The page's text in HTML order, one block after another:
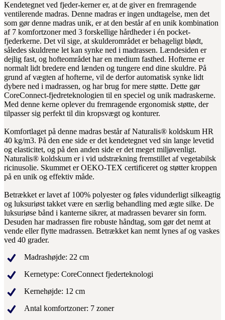
Kendetegnet ved fjeder-kerner er, at de giver en fremragende
ventilerende madras. Denne madras er ingen undtagelse, men det
som gør denne madras unik, er at den består af en unik kombination
af 7 komfortzoner med 3 forskellige hårdheder i én pocket-
fjederkerne. Det vil sige, at skulderområdet er behageligt blødt,
således skuldrene let kan synke ned i madrassen. Lændesiden er
dejlig fast, og hofteområdet har en medium fasthed. Hofterne er
normalt lidt bredere end lænden og tungere end dine skuldre. På
grund af vægten af hofterne, vil de derfor automatisk synke lidt
dybere ned i madrassen, og har brug for mere støtte. Dette gør
CoreConnect-fjedreteknologien til en speciel og unik madraskerne.
Med denne kerne oplever du fremragende ergonomisk støtte, der
tilpasser sig perfekt til din kropsvægt og konturer.
Komfortlaget på denne madras består af Naturalis® koldskum HR
40 kg/m3. På den ene side er det kendetegnet ved sin lange levetid
og elasticitet, og på den anden side er det meget miljøvenligt.
Naturalis® koldskum er i vid udstrækning fremstillet af vegetabilsk
ricinusolie. Skummet er OEKO-TEX certificeret og støtter kroppen
på en unik og effektiv måde.
Betrækket er lavet af 100% polyester og føles vidunderligt silkeagtig
og luksuriøst takket være en særlig behandling med ægte silke. De
luksuriøse bånd i kanterne sikrer, at madrassen bevarer sin form.
Desuden har madrassen fire robuste håndtag, som gør det nemt at
vende eller flytte madrassen. Betrækket kan nemt lynes af og vaskes
ved 40 grader.
Madrashøjde: 22 cm
Kernetype: CoreConnect fjederteknologi
Kernehøjde: 12 cm
Antal komfortzoner: 7 zoner